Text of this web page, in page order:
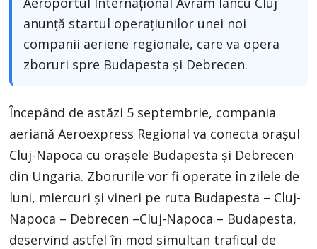
anunță startul operațiunilor unei noi
companii aeriene regionale, care va opera
zboruri spre Budapesta și Debrecen.
Începând de astăzi 5 septembrie, compania
aeriană Aeroexpress Regional va conecta orașul
Cluj-Napoca cu orașele Budapesta și Debrecen
din Ungaria. Zborurile vor fi operate în zilele de
luni, miercuri şi vineri pe ruta Budapesta – Cluj-
Napoca – Debrecen –Cluj-Napoca – Budapesta,
deservind astfel în mod simultan traficul de